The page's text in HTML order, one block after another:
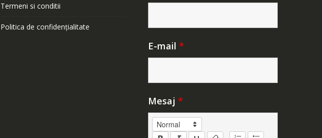
Termeni si conditii
Politica de confidențialitate
E-mail *
Mesaj *